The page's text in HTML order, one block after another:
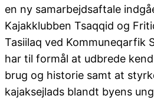
en ny samarbejdsaftale
Kajakklubben Tsaqqid og
Tasiilaq ved Kommuneqarfik
har til formål at udbrede
brug og historie samt at
kajaksejlads blandt byens